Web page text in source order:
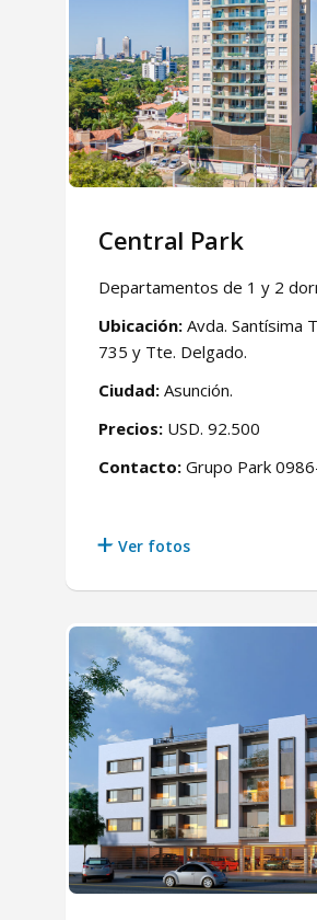
Central Park
Departamentos de 1 y 2
Ubicación: Avda. Santísima
735 y Tte. Delgado.
Ciudad: Asunción.
Precios: USD. 92.500
Contacto: Grupo Park
Ver fotos